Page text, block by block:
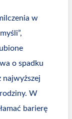
w
o spadku
W
barierę